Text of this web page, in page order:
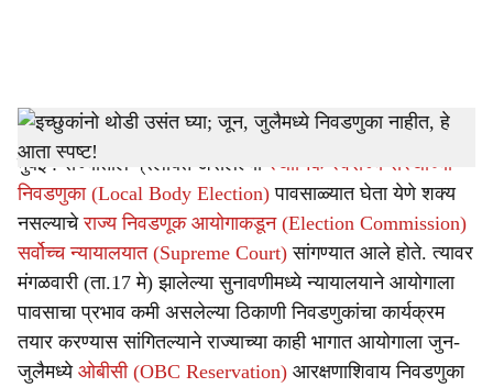
h
a
r
e
State Election Commission Latest News-Sarkarnama
मुंबई : राज्यातील प्रलंबित असलेल्या स्थानिक स्वराज्य संस्थांच्या
निवडणुका (Local Body Election)पावसाळ्यात घेता येणे शक्य
नसल्याचेराज्य निवडणूक आयोगाकडून (Election Commission)
सर्वोच्च न्यायालयात (Supreme Court) सांगण्यात आले होते. त्यावर
मंगळवारी (ता.17 मे) झालेल्या सुनावणीमध्ये न्यायालयाने आयोगाला
पावसाचा प्रभाव कमी असलेल्या ठिकाणी निवडणुकांचा कार्यक्रम
तयार करण्यास सांगितल्याने राज्याच्या काही भागात आयोगाला जुन-
जुलैमध्ये ओबीसी (OBC Reservation) आरक्षणाशिवाय निवडणुका